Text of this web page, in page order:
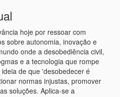
hoje por ressoar com
sobre autonomia, inovação e
onde a desobediência civil,
e a tecnologia que rompe
de que 'desobedecer é
normas injustas, promover
soluções. Aplica-se a